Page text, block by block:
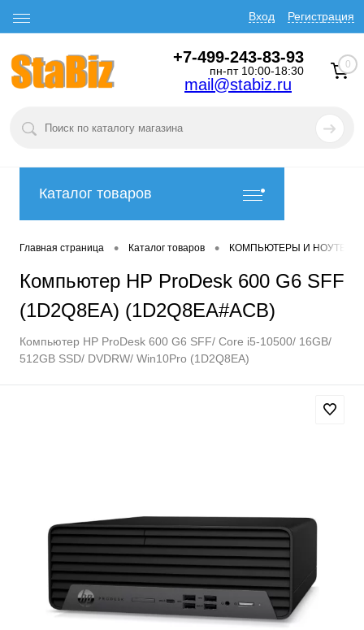
Вход Регистрация
+7-499-243-83-93
пн-пт 10:00-18:30
mail@stabiz.ru
0
Каталог товаров
Главная страница • Каталог товаров • КОМПЬЮТЕРЫ И
Компьютер HP ProDesk 600 G6 SFF
(1D2Q8EA) (1D2Q8EA#ACB)
Компьютер HP ProDesk 600 G6 SFF/ Core i5-10500/ 16GB/
512GB SSD/ DVDRW/ Win10Pro (1D2Q8EA)